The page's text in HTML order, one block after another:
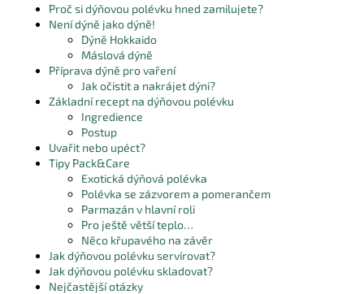
Proč si dýňovou polévku hned zamilujete?
Není dýně jako dýně!
Dýně Hokkaido
Máslová dýně
Příprava dýně pro vaření
Jak očistit a nakrájet dýni?
Základní recept na dýňovou polévku
Ingredience
Postup
Uvařit nebo upéct?
Tipy Pack&Care
Exotická dýňová polévka
Polévka se zázvorem a pomerančem
Parmazán v hlavní roli
Pro ještě větší teplo…
Něco křupavého na závěr
Jak dýňovou polévku servírovat?
Jak dýňovou polévku skladovat?
Nejčastější otázky
HLEDAT